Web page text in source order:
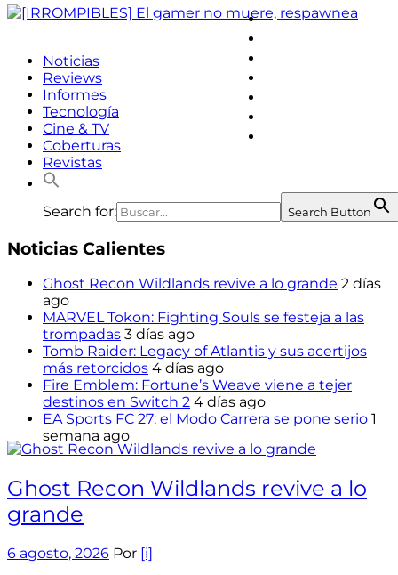
facebook
Noticias
Reviews
Informes
Tecnología
Cine & TV
Coberturas
Revistas
Search for: Search Button
Noticias Calientes
Ghost Recon Wildlands revive a lo grande 2 días
ago
MARVEL Tokon: Fighting Souls se festeja a las
trompadas 3 días ago
Tomb Raider: Legacy of Atlantis y sus acertijos
más retorcidos 4 días ago
Fire Emblem: Fortune’s Weave viene a tejer
destinos en Switch 2 4 días ago
EA Sports FC 27: el Modo Carrera se pone serio 1
semana ago
Ghost Recon Wildlands revive a lo
grande
6 agosto, 2026 Por [i]